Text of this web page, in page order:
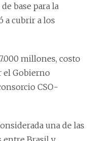
base para la
a cubrir a los
millones, costo
el Gobierno
CSO-
una de las